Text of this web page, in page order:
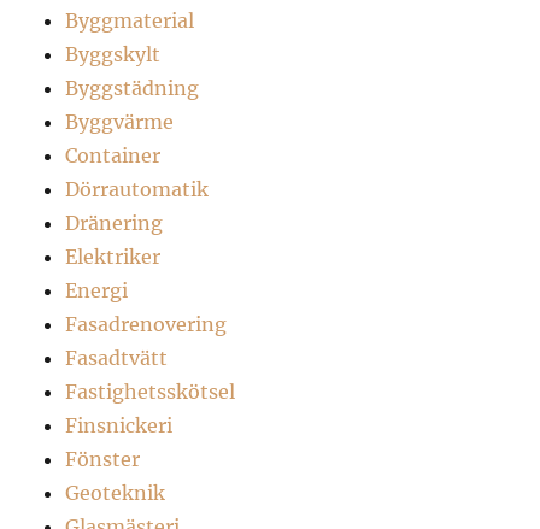
Byggmaterial
Byggskylt
Byggstädning
Byggvärme
Container
Dörrautomatik
Dränering
Elektriker
Energi
Fasadrenovering
Fasadtvätt
Fastighetsskötsel
Finsnickeri
Fönster
Geoteknik